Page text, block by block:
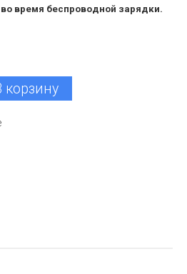
время беспроводной зарядки.
корзину